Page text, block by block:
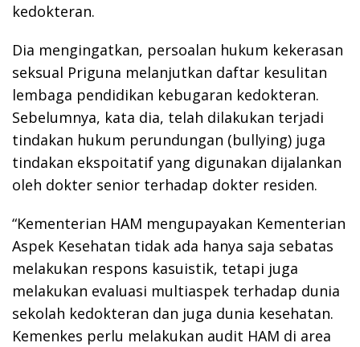
kedokteran.
Dia mengingatkan, persoalan hukum kekerasan
seksual Priguna melanjutkan daftar kesulitan
lembaga pendidikan kebugaran kedokteran.
Sebelumnya, kata dia, telah dilakukan terjadi
tindakan hukum perundungan (bullying) juga
tindakan ekspoitatif yang digunakan dijalankan
oleh dokter senior terhadap dokter residen.
“Kementerian HAM mengupayakan Kementerian
Aspek Kesehatan tidak ada hanya saja sebatas
melakukan respons kasuistik, tetapi juga
melakukan evaluasi multiaspek terhadap dunia
sekolah kedokteran dan juga dunia kesehatan.
Kemenkes perlu melakukan audit HAM di area